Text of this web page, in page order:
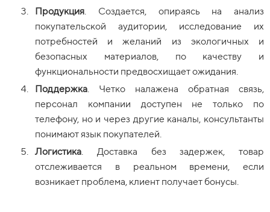
Продукция . Создается, опираясь на анализ
покупательской аудитории, исследование их
потребностей и желаний из экологичных и
безопасных материалов, по качеству и
функциональности предвосхищает ожидания.
Поддержка . Четко налажена обратная связь,
персонал компании доступен не только по
телефону, но и через другие каналы, консультанты
понимают язык покупателей.
Логистика . Доставка без задержек, товар
отслеживается в реальном времени, если
возникает проблема, клиент получает бонусы.